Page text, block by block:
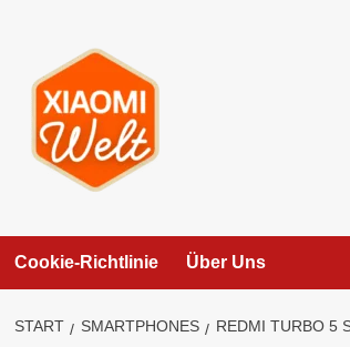
Cookie-Richtlinie Über Uns
START SMARTPHONES REDMI TURBO 5